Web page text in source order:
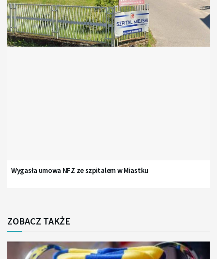
Wygasła umowa NFZ ze szpitalem w Miastku
ZOBACZ TAKŻE